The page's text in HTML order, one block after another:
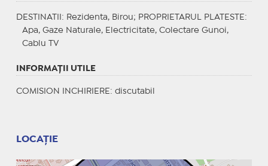
DESTINATII : Rezidenta, Birou; PROPRIETARUL PLATESTE :
Apa, Gaze Naturale, Electricitate, Colectare Gunoi,
Cablu TV
INFORMAŢII UTILE
COMISION INCHIRIERE: discutabil
LOCAȚIE